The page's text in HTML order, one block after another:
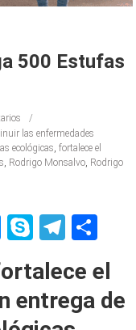
500 Estufas
las enfermedades
ecológicas ,fortalece el
Rodrigo Monsalvo Rodrigo
Messenger
Skype
el
entrega de